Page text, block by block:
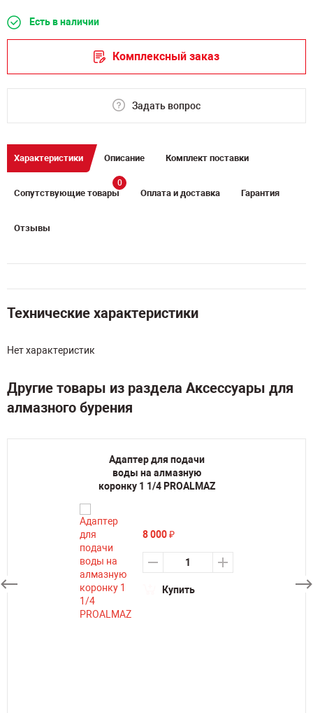
Есть в наличии
Комплексный заказ
Задать вопрос
Характеристики Описание Комплект поставки
Сопутствующие товары
0
Оплата и доставка Гарантия
Отзывы
Технические характеристики
Нет характеристик
Другие товары из раздела Аксессуары для
алмазного бурения
Адаптер для подачи
воды на алмазную
коронку 1 1/4 PROALMAZ
8 000₽
Купить